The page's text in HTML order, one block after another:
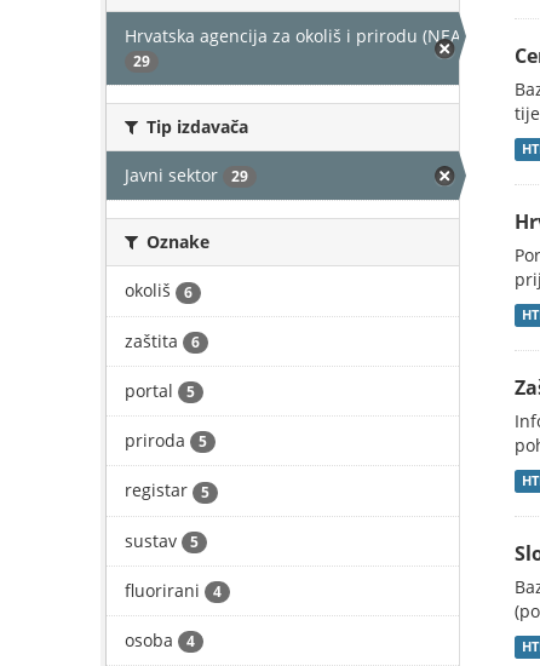
Hrvatska agencija za okoliš i prirodu (NEAKTIVAN)
29
Tip izdavača
Javni sektor 29
Oznake
okoliš 6
zaštita 6
portal 5
priroda 5
registar 5
sustav 5
fluorirani 4
osoba 4